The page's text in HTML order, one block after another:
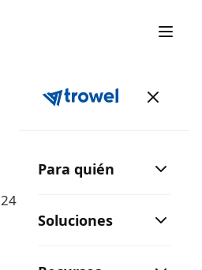
Para quién
Soluciones
24 de mayo de 2026